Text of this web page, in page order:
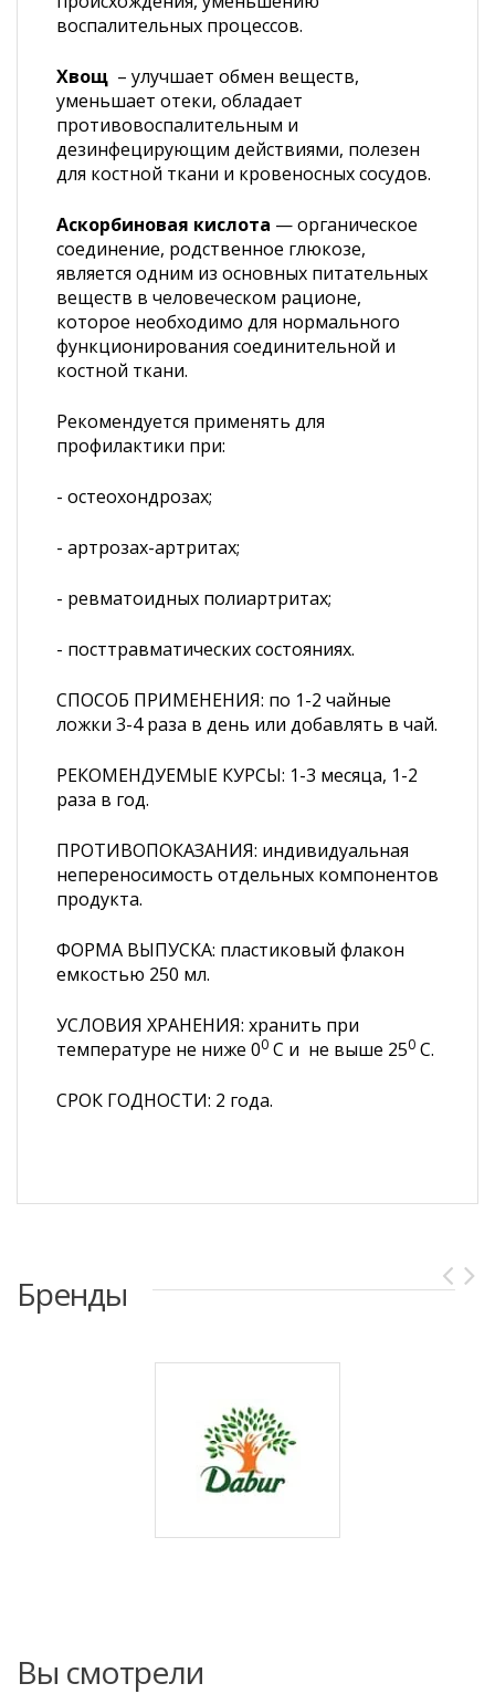
воспалительных процессов.
Хвощ – улучшает обмен веществ,
уменьшает отеки, обладает
противовоспалительным и
дезинфецирующим действиями, полезен
для костной ткани и кровеносных сосудов.
Аскорбиновая кислота — органическое
соединение, родственное глюкозе,
является одним из основных питательных
веществ в человеческом рационе,
которое необходимо для нормального
функционирования соединительной и
костной ткани.
Рекомендуется применять для
профилактики при:
- остеохондрозах;
- артрозах-артритах;
- ревматоидных полиартритах;
- посттравматических состояниях.
СПОСОБ ПРИМЕНЕНИЯ: по 1-2 чайные
ложки 3-4 раза в день или добавлять в чай.
РЕКОМЕНДУЕМЫЕ КУРСЫ: 1-3 месяца, 1-2
раза в год.
ПРОТИВОПОКАЗАНИЯ: индивидуальная
непереносимость отдельных компонентов
продукта.
ФОРМА ВЫПУСКА: пластиковый флакон
емкостью 250 мл.
УСЛОВИЯ ХРАНЕНИЯ: хранить при
температуре не ниже 00 С и не выше 250 С.
СРОК ГОДНОСТИ: 2 года.
Бренды
Вы смотрели